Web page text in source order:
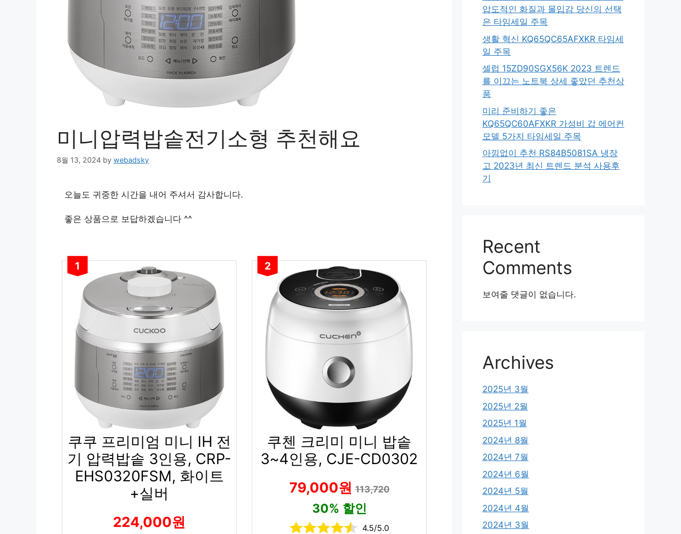
미니압력밥솥전기소형 추천해요
8월 13, 2024 by webadsky
오늘도 귀중한 시간을 내어 주셔서 감사합니다.
좋은 상품으로 보답하겠습니다 ^^
1
쿠쿠 프리미엄 미니 IH 전
기 압력밥솥 3인용, CRP-
EHS0320FSM, 화이트
+실버
224,000원
2
쿠첸 크리미 미니 밥솥
3~4인용, CJE-CD0302
79,000원113,720
30% 할인
4.5/5.0
압도적인 화질과 몰입감 당신의 선택
은 타임세일 주목
생활 혁신 KQ65QC65AFXKR 타임세
일 주목
셀럽 15ZD90SGX56K 2023 트렌드
를 이끄는 노트북 상세 좋았던 추천상
품
미리 준비하기 좋은
KQ65QC60AFXKR 가성비 갑 에어컨
모델 5가지 타임세일 주목
아낌없이 추천 RS84B5081SA 냉장
고 2023년 최신 트렌드 분석 사용후
기
Recent
Comments
보여줄 댓글이 없습니다.
Archives
2025년 3월
2025년 2월
2025년 1월
2024년 8월
2024년 7월
2024년 6월
2024년 5월
2024년 4월
2024년 3월